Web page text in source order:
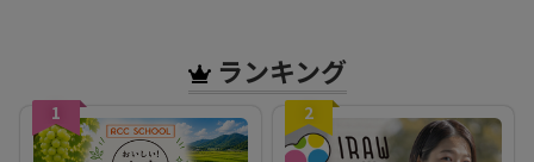
ランキング
1 2